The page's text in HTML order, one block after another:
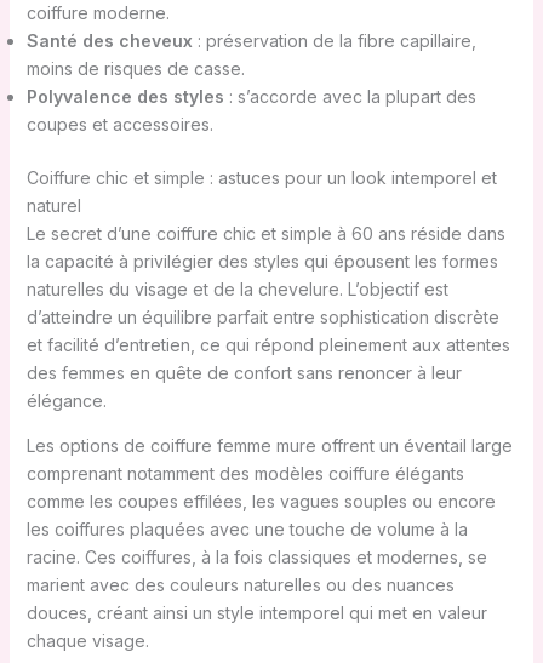
coiffure moderne.
Santé des cheveux : préservation de la fibre capillaire,
moins de risques de casse.
Polyvalence des styles : s’accorde avec la plupart des
coupes et accessoires.
Coiffure chic et simple : astuces pour un look intemporel et
naturel
Le secret d’une coiffure chic et simple à 60 ans réside dans
la capacité à privilégier des styles qui épousent les formes
naturelles du visage et de la chevelure. L’objectif est
d’atteindre un équilibre parfait entre sophistication discrète
et facilité d’entretien, ce qui répond pleinement aux attentes
des femmes en quête de confort sans renoncer à leur
élégance.
Les options de coiffure femme mure offrent un éventail large
comprenant notamment des modèles coiffure élégants
comme les coupes effilées, les vagues souples ou encore
les coiffures plaquées avec une touche de volume à la
racine. Ces coiffures, à la fois classiques et modernes, se
marient avec des couleurs naturelles ou des nuances
douces, créant ainsi un style intemporel qui met en valeur
chaque visage.